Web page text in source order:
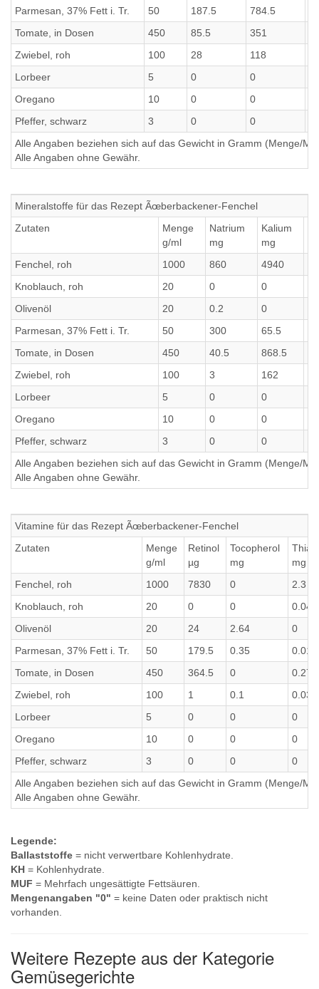
Parmesan, 37% Fett i. Tr. 50 187.5 784.5
Tomate, in Dosen
450 85.5 351
Zwiebel, roh
100 28 118
Lorbeer
5 0 0
Oregano
10 0 0
Pfeffer, schwarz
3 0 0
Alle Angaben beziehen sich auf das Gewicht in Gramm (Menge/
Alle Angaben ohne Gewähr.
Mineralstoffe für das Rezept Ãœberbackener-Fenchel
Zutaten
Menge
g/ml
Natrium
mg
Kalium
mg
Fenchel, roh
1000 860 4940
Knoblauch, roh
20 0 0
Olivenöl
20 0.2 0
Parmesan, 37% Fett i. Tr.
50 300 65.5
Tomate, in Dosen
450 40.5 868.5
Zwiebel, roh
100 3 162
Lorbeer
5 0 0
Oregano
10 0 0
Pfeffer, schwarz
3 0 0
Alle Angaben beziehen sich auf das Gewicht in Gramm (Menge/
Alle Angaben ohne Gewähr.
Vitamine für das Rezept Ãœberbackener-Fenchel
Zutaten
Menge
g/ml
Retinol
µg
Tocopherol
mg
mg
Fenchel, roh
1000 7830 0
2.3
Knoblauch, roh
20 0 0
0.04
Olivenöl
20 24 2.64
0
Parmesan, 37% Fett i. Tr.
50 179.5 0.35
0.01
Tomate, in Dosen
450 364.5 0
0.27
Zwiebel, roh
100 1 0.1
0.03
Lorbeer
5 0 0
0
Oregano
10 0 0
0
Pfeffer, schwarz
3 0 0
0
Alle Angaben beziehen sich auf das Gewicht in Gramm (Menge/
Alle Angaben ohne Gewähr.
Legende:
Ballaststoffe = nicht verwertbare Kohlenhydrate.
KH = Kohlenhydrate.
MUF = Mehrfach ungesättigte Fettsäuren.
Mengenangaben "0" = keine Daten oder praktisch nicht
vorhanden.
Weitere Rezepte aus der Kategorie
Gemüsegerichte